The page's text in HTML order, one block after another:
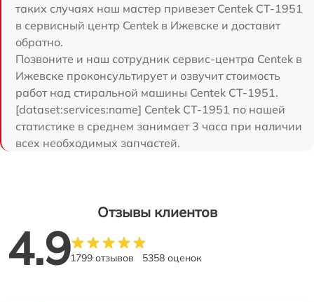
таких случаях наш мастер привезет Centek CT-1951
в сервисный центр Centek в Ижевске и доставит
обратно.
Позвоните и наш сотрудник сервис-центра Centek в
Ижевске проконсультирует и озвучит стоимость
работ над стиральной машины Centek CT-1951.
[dataset:services:name] Centek CT-1951 по нашей
статистике в среднем занимает 3 часа при наличии
всех необходимых запчастей.
Отзывы клиентов
4.91799 отзывов 5358 оценок